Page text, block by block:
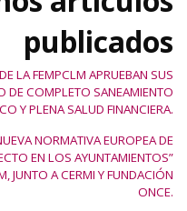
publicados
LA FEMPCLM APRUEBAN SUS
DE COMPLETO SANEAMIENTO
Y PLENA SALUD FINANCIERA.
NORMATIVA EUROPEA DE
EN LOS AYUNTAMIENTOS”
JUNTO A CERMI Y FUNDACIÓN
ONCE.